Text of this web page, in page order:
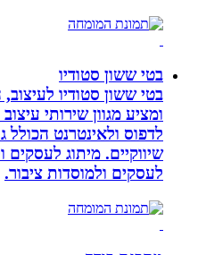
בטי ששון סטודיו
ומציע מגוון שירותי עיצוב
לדפוס ולאינטרנט הכולל
שיווקיים. מיתוג לעסקים
לעסקים ולמוסדות ציבור.